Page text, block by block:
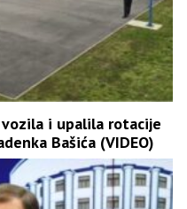
i upalila rotacije
Bašića (VIDEO)